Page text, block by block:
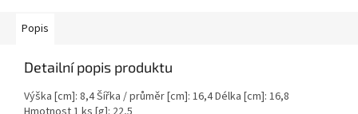
Popis
Detailní popis produktu
Výška [cm]: 8,4 Šířka / průměr [cm]: 16,4 Délka [cm]: 16,8